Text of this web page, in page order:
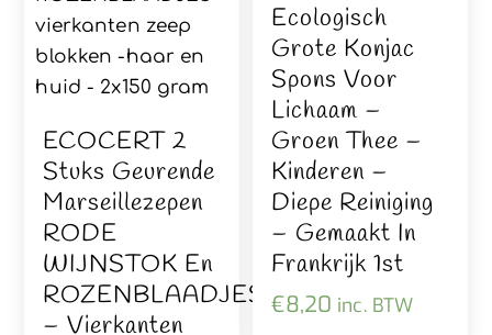
ECOCERT 2
Stuks Geurende
Marseillezepen
RODE
WIJNSTOK En
ROZENBLAADJES
– Vierkanten
Ecologisch
Grote Konjac
Spons Voor
Lichaam –
Groen Thee –
Kinderen –
Diepe Reiniging
– Gemaakt In
Frankrijk 1st
€8,20 inc. BTW